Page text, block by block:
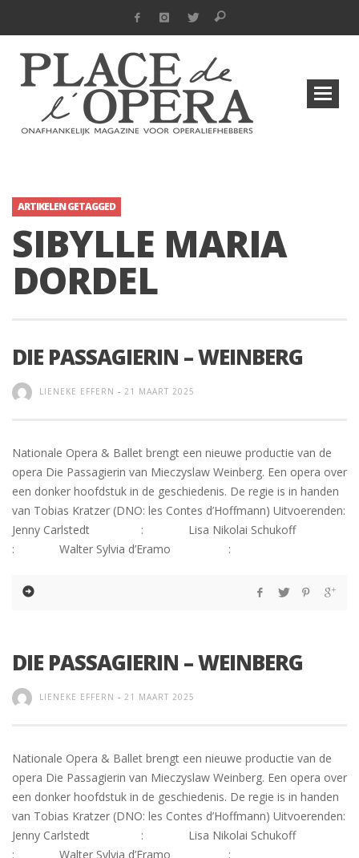
ARTIKELEN GETAGGED
SIBYLLE MARIA
DORDEL
DIE PASSAGIERIN – WEINBERG
LIENEKE EFFERN - 21 MAART 2025
Nationale Opera & Ballet brengt een nieuwe productie van de
opera Die Passagierin van Mieczyslaw Weinberg. Een opera over
een donker hoofdstuk in de geschiedenis. De regie is in handen
van Tobias Kratzer (DNO: les Contes d’Hoffmann) Uitvoerenden:
Jenny Carlstedt : Lisa Nikolai Schukoff
: Walter Sylvia d’Eramo :
DIE PASSAGIERIN – WEINBERG
LIENEKE EFFERN - 21 MAART 2025
Nationale Opera & Ballet brengt een nieuwe productie van de
opera Die Passagierin van Mieczyslaw Weinberg. Een opera over
een donker hoofdstuk in de geschiedenis. De regie is in handen
van Tobias Kratzer (DNO: les Contes d’Hoffmann) Uitvoerenden:
Jenny Carlstedt : Lisa Nikolai Schukoff
: Walter Sylvia d’Eramo :